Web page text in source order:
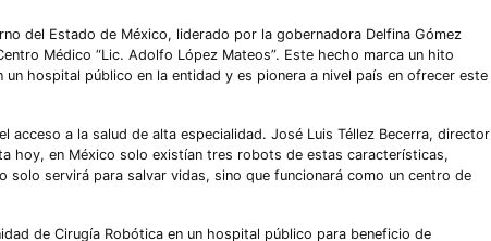
del Estado de México, liderado por la gobernadora Delfina Gómez
Médico “Lic. Adolfo López Mateos”. Este hecho marca un hito
hospital público en la entidad y es pionera a nivel país en ofrecer este
a la salud de alta especialidad. José Luis Téllez Becerra, director
hoy, en México solo existían tres robots de estas características,
servirá para salvar vidas, sino que funcionará como un centro de
de Cirugía Robótica en un hospital público para beneficio de